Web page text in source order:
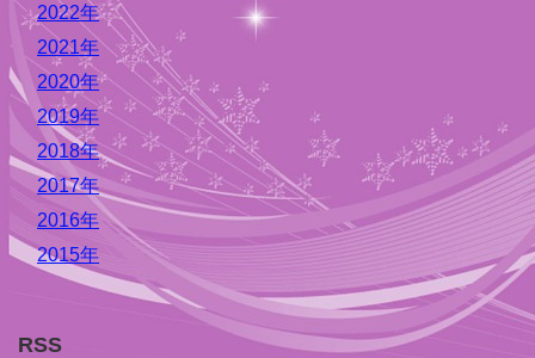
2022年
2021年
2020年
2019年
2018年
2017年
2016年
2015年
RSS